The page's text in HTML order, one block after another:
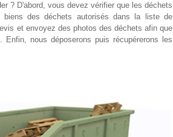
? D'abord, vous devez vérifier que les déchets
biens des déchets autorisés dans la liste de
et envoyez des photos des déchets afin que
nous déposerons puis récupérerons les